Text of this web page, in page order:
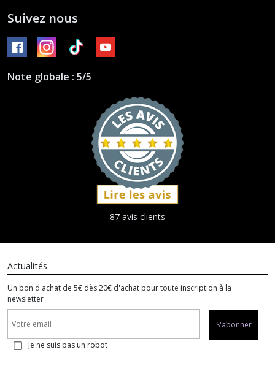
Suivez nous
Note globale : 5/5
87 avis clients
Actualités
Un bon d'achat de 5€ dès 20€ d'achat pour toute inscription à la
newsletter
S'abonner
Je ne suis pas un robot